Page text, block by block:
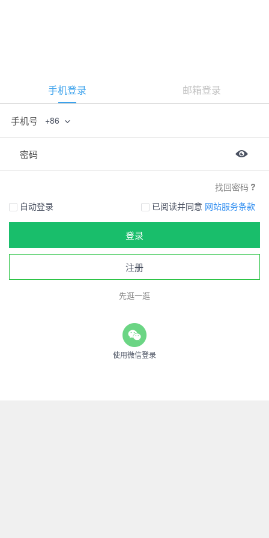
手机登录 邮箱登录
手机号 +86
密码
找回密码
自动登录
已阅读并同意 网站服务条款
登录
注册
先逛一逛
使用微信登录